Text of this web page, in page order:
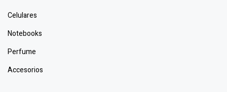
Celulares
Notebooks
Perfume
Accesorios